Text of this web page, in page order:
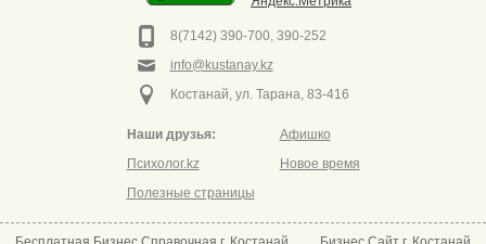
8(7142) 390-700, 390-252
info@kustanay.kz
Костанай, ул. Тарана, 83-416
Наши друзья:
Психолог.kz
Полезные страницы
Афишко
Новое время